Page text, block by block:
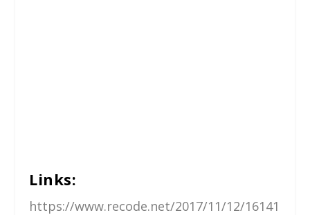
Links:
https://www.recode.net/2017/11/12/16141